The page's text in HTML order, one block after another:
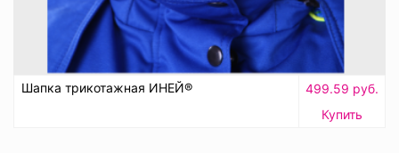
Шапка трикотажная ИНЕЙ®
499.59 руб.
Купить